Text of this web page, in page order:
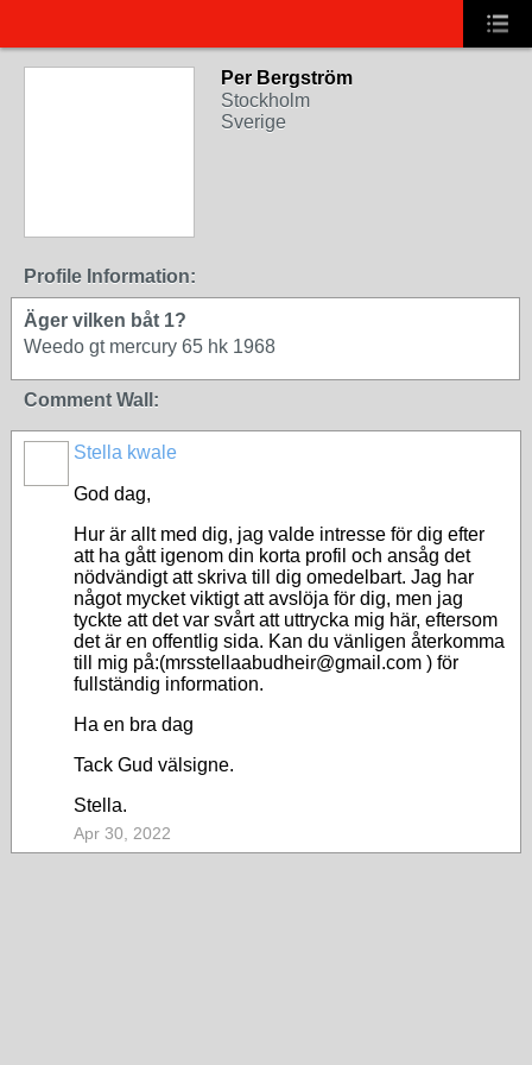
Per Bergström
Stockholm
Sverige
Profile Information:
Äger vilken båt 1?
Weedo gt mercury 65 hk 1968
Comment Wall:
Stella kwale
God dag,
Hur är allt med dig, jag valde intresse för dig efter
att ha gått igenom din korta profil och ansåg det
nödvändigt att skriva till dig omedelbart. Jag har
något mycket viktigt att avslöja för dig, men jag
tyckte att det var svårt att uttrycka mig här, eftersom
det är en offentlig sida. Kan du vänligen återkomma
till mig på:(mrsstellaabudheir@gmail.com ) för
fullständig information.
Ha en bra dag
Tack Gud välsigne.
Stella.
Apr 30, 2022